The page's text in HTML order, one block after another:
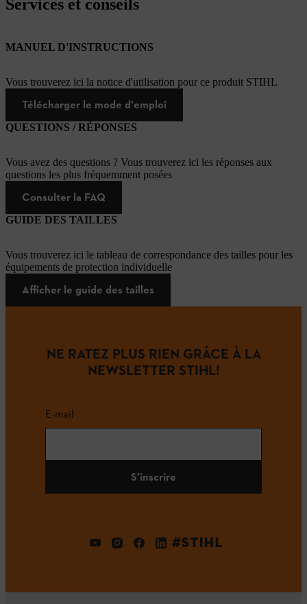
Services et conseils
MANUEL D'INSTRUCTIONS
Vous trouverez ici la notice d'utilisation pour ce produit STIHL
Télécharger le mode d'emploi
QUESTIONS / RÉPONSES
Vous avez des questions ? Vous trouverez ici les réponses aux
questions les plus fréquemment posées
Consulter la FAQ
GUIDE DES TAILLES
Vous trouverez ici le tableau de correspondance des tailles pour les
équipements de protection individuelle
Afficher le guide des tailles
NE RATEZ PLUS RIEN GRÂCE À LA
NEWSLETTER STIHL!
E-mail
S'inscrire
#STIHL